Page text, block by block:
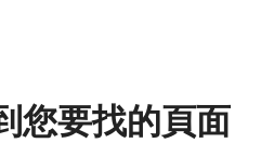
您要找的頁面